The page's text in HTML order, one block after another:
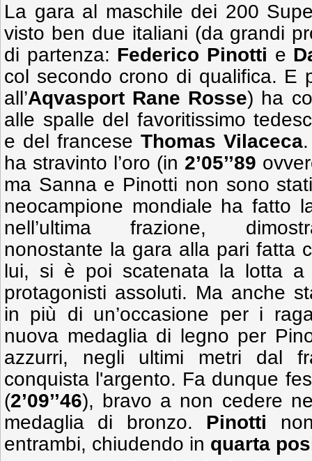
La gara al maschile dei 200
visto ben due italiani (da grandi
di partenza: Federico Pinotti e
col secondo crono di qualifica. E
all’Aqvasport Rane Rosse) ha
alle spalle del favoritissimo
e del francese Thomas Vilaceca
ha stravinto l’oro (in 2’05’’89
ma Sanna e Pinotti non sono
neocampione mondiale ha fatto
nell’ultima frazione,
nonostante la gara alla pari fatta
lui, si è poi scatenata la lotta
protagonisti assoluti. Ma anche
in più di un’occasione per i
nuova medaglia di legno per
azzurri, negli ultimi metri dal
conquista l'argento. Fa dunque
(2’09’’46), bravo a non cedere
medaglia di bronzo. Pinotti
entrambi, chiudendo in quarta